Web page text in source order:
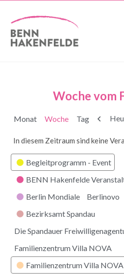
Woche vom
Monat Woche Tag
In diesem Zeitraum sind keine
Kategorien
Begleitprogramm - Event
BENN Hakenfelde
Berlin Mondiale
Berlinovo
Bezirksamt Spandau
Die Spandauer
Familienzentrum Villa NOVA
Familienzentrum Villa